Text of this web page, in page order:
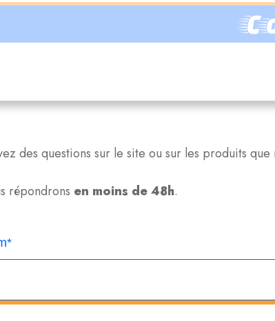
des questions sur le site ou sur les produits
répondrons en moins de 48h.